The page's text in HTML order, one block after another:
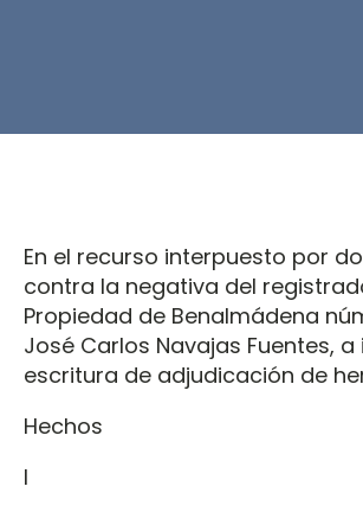
En el recurso interpuesto por
contra la negativa del
Propiedad de Benalmádena
José Carlos Navajas Fuentes,
escritura de adjudicación de
Hechos
I